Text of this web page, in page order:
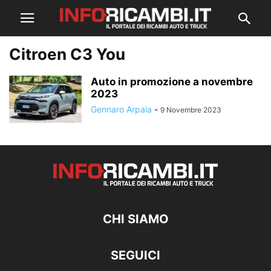
Citroen C3 You
Auto in promozione a novembre
2023
Gennaro Arpaia - 9 Novembre 2023
CHI SIAMO
SEGUICI